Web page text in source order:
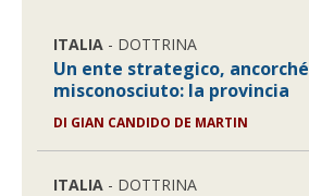
ITALIA - DOTTRINA
Un ente strategico, ancorché
misconosciuto: la provincia
DI GIAN CANDIDO DE MARTIN
ITALIA - DOTTRINA